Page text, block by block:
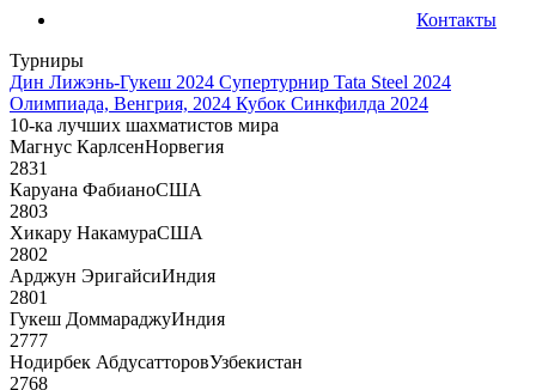
Контакты
Турниры
Дин Лижэнь-Гукеш 2024 Супертурнир Tata Steel 2024
Олимпиада, Венгрия, 2024 Кубок Синкфилда 2024
10-ка лучших шахматистов мира
Магнус КарлсенНорвегия
2831
Каруана ФабианоСША
2803
Хикару НакамураСША
2802
Арджун ЭригайсиИндия
2801
Гукеш ДоммараджуИндия
2777
Нодирбек АбдусатторовУзбекистан
2768